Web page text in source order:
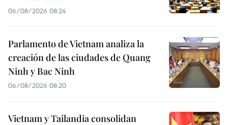
06/08/2026 08:24
Parlamento de Vietnam analiza la
creación de las ciudades de Quang
Ninh y Bac Ninh
06/08/2026 08:20
Vietnam y Tailandia consolidan